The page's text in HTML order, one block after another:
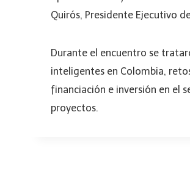
Quirós, Presidente Ejecutivo
Durante el encuentro se
inteligentes en Colombia,
financiación e inversión en el
proyectos.